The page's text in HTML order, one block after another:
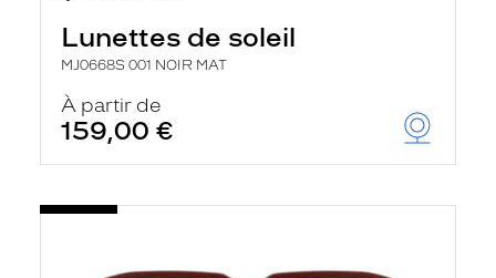
Lunettes de soleil
MJ0668S 001 NOIR MAT
À partir de
159,00 €